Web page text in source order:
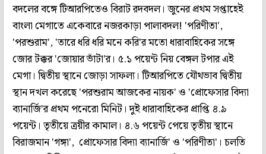
বদলের বঙ্গে টিআরপিতেও বিরাট রদবদল। জুনের প্রথম সপ্তাহেই
বাংলা মেগাতে একেবারে নজরকাড়া পালাবদল! 'পরিণীতা',
'পরশুরাম', 'তারে ধরি ধরি মনে করি'র মতো ধারাবাহিকের সঙ্গে
জোর টক্কর 'জোয়ার ভাঁটা'র। ৫.১ পয়েন্ট নিয় বেঙ্গল টপার এই
মেগা। দ্বিতীয় স্থানে জোড়া সাফল্য। টিআরপিতে যৌথভাব দ্বিতীয়
স্থান দখল করেছে 'পরশুরাম আজকের নায়ক' ও 'প্রোফেসার বিদ্যা
ব্যানার্জি'র প্রথম পনেরো মিনিট। দুই ধারাবাহিকের প্রাপ্তি ৪.৯
পয়েন্ট। তৃতীয়ে ত্রয়ীর কামাল। ৪.৬ পয়েন্ট পেয়ে তৃতীয় স্থানে
বিরাজমান 'গঙ্গা', প্রোফেসার বিদ্যা ব্যানার্জি' ও 'পরিণীতা'। চলতি